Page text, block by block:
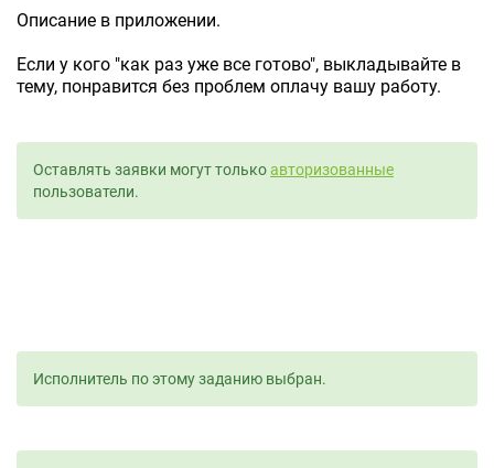
Описание в приложении.
Если у кого "как раз уже все готово", выкладывайте в
тему, понравится без проблем оплачу вашу работу.
Оставлять заявки могут толькоавторизованные
пользователи.
Исполнитель по этому заданию выбран.